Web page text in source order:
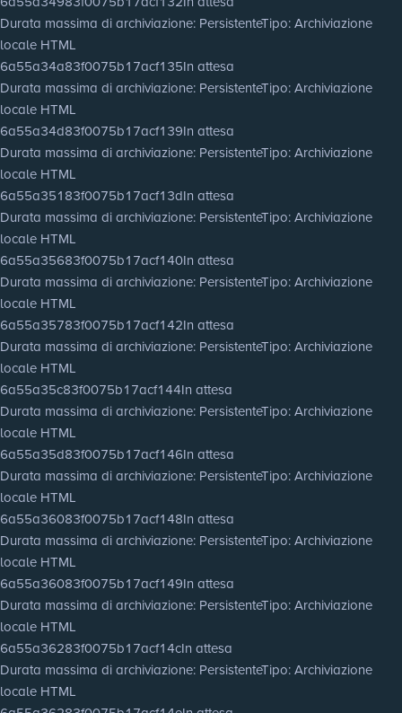
Durata massima di archiviazione: PersistenteTipo: Archiviazione
locale HTML
6a55a34a83f0075b17acf135In attesa
Durata massima di archiviazione: PersistenteTipo: Archiviazione
locale HTML
6a55a34d83f0075b17acf139In attesa
Durata massima di archiviazione: PersistenteTipo: Archiviazione
locale HTML
6a55a35183f0075b17acf13dIn attesa
Durata massima di archiviazione: PersistenteTipo: Archiviazione
locale HTML
6a55a35683f0075b17acf140In attesa
Durata massima di archiviazione: PersistenteTipo: Archiviazione
locale HTML
6a55a35783f0075b17acf142In attesa
Durata massima di archiviazione: PersistenteTipo: Archiviazione
locale HTML
6a55a35c83f0075b17acf144In attesa
Durata massima di archiviazione: PersistenteTipo: Archiviazione
locale HTML
6a55a35d83f0075b17acf146In attesa
Durata massima di archiviazione: PersistenteTipo: Archiviazione
locale HTML
6a55a36083f0075b17acf148In attesa
Durata massima di archiviazione: PersistenteTipo: Archiviazione
locale HTML
6a55a36083f0075b17acf149In attesa
Durata massima di archiviazione: PersistenteTipo: Archiviazione
locale HTML
6a55a36283f0075b17acf14cIn attesa
Durata massima di archiviazione: PersistenteTipo: Archiviazione
locale HTML